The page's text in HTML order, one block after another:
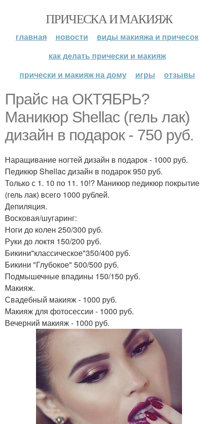
ПРИЧЕСКА И МАКИЯЖ
главная новости
виды макияжа и причесок
как делать прически и макияж
прически и макияж на дому
игры отзывы
Прайс на ОКТЯБРЬ?
Маникюр Shellac (гель лак)
дизайн в подарок - 750 руб.
Наращивание ногтей дизайн в подарок - 1000 руб.
Педикюр Shellac дизайн в подарок 950 руб.
Только с 1. 10 по 11. 10!? Маникюр педикюр покрытие
(гель лак) всего 1000 рублей.
Депиляция.
Восковая/шугаринг:
Ноги до колен 250/300 руб.
Руки до локтя 150/200 руб.
Бикини"классическое"350/400 руб.
Бикини "Глубокое" 500/500 руб.
Подмышечные впадины 150/150 руб.
Макияж.
Свадебный макияж - 1000 руб.
Макияж для фотосессии - 1000 руб.
Вечерний макияж - 1000 руб.